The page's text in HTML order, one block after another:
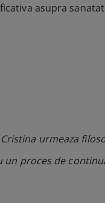
asupra
urmeaza
proces de